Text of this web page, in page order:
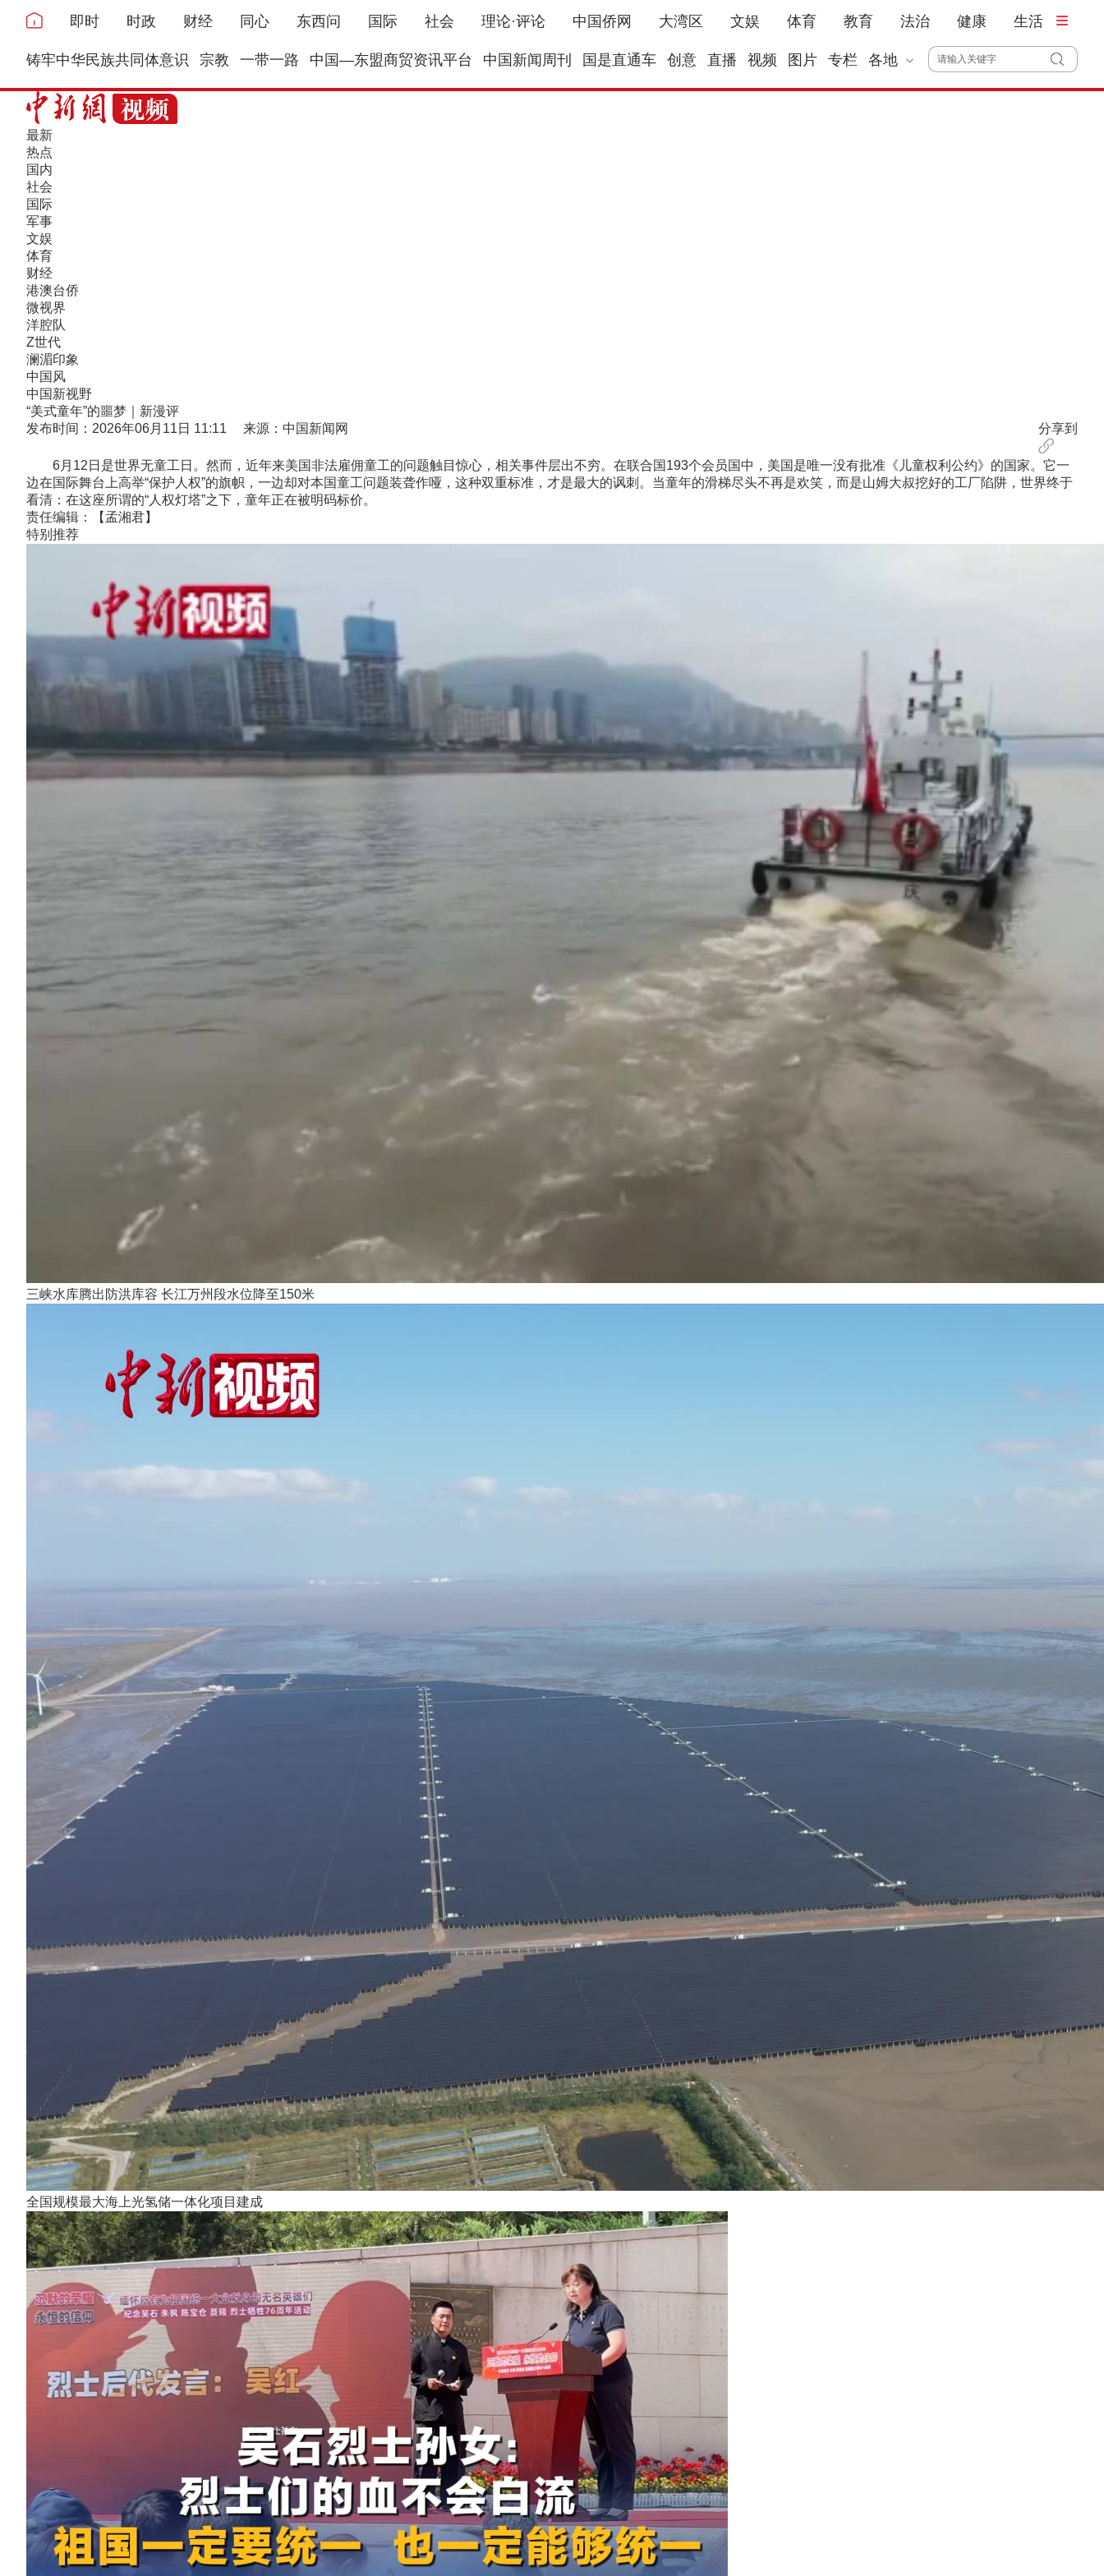
即时 时政 财经 同心 东西问 国际 社会 理论·评论 中国侨网 大湾区 文娱 体育 教育 法治 健康 生活
铸牢中华民族共同体意识 宗教 一带一路 中国—东盟商贸资讯平台 中国新闻周刊 国是直通车 创意 直播 视频 图片 专栏 各地
最新
热点
国内
社会
国际
军事
文娱
体育
财经
港澳台侨
微视界
洋腔队
Z世代
澜湄印象
中国风
中国新视野
“美式童年”的噩梦｜新漫评
发布时间：2026年06月11日 11:11 来源：中国新闻网
分享到
6月12日是世界无童工日。然而，近年来美国非法雇佣童工的问题触目惊心，相关事件层出不穷。在联合国193个会员国中，美国是唯一没有批准《儿童权利公约》的国家。它一
边在国际舞台上高举“保护人权”的旗帜，一边却对本国童工问题装聋作哑，这种双重标准，才是最大的讽刺。当童年的滑梯尽头不再是欢笑，而是山姆大叔挖好的工厂陷阱，世界终于
看清：在这座所谓的“人权灯塔”之下，童年正在被明码标价。
责任编辑：【孟湘君】
特别推荐
三峡水库腾出防洪库容 长江万州段水位降至150米
全国规模最大海上光氢储一体化项目建成